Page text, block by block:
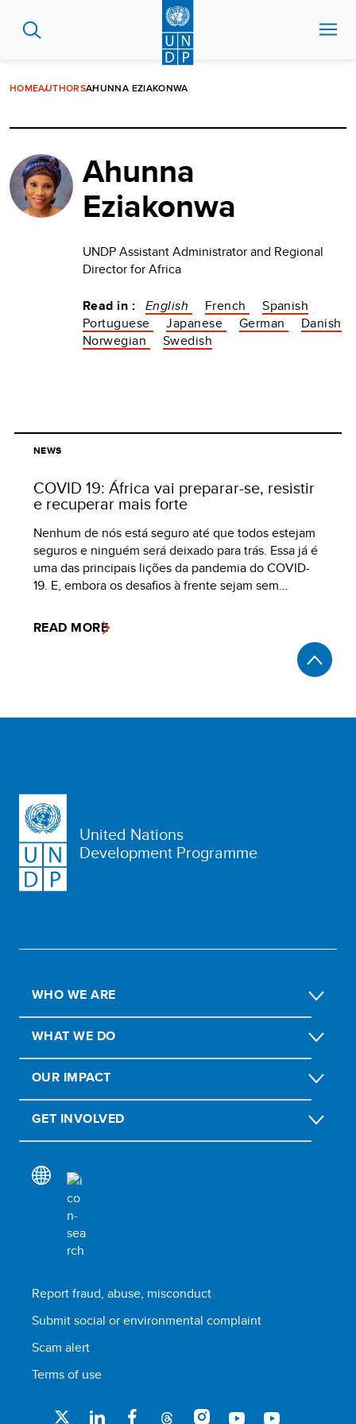
HOMEAUTHORSAHUNNA EZIAKONWA
Ahunna
Eziakonwa
UNDP Assistant Administrator and Regional
Director for Africa
Read in : English French
Spanish
Portuguese
Japanese German
Danish
Norwegian
Swedish
NEWS
COVID 19: África vai preparar-se, resistir
e recuperar mais forte
Nenhum de nós está seguro até que todos estejam
seguros e ninguém será deixado para trás. Essa já é
uma das principais lições da pandemia do COVID-
19. E, embora os desafios à frente sejam sem…
READ MORE
United Nations
Development Programme
WHO WE ARE
WHAT WE DO
OUR IMPACT
GET INVOLVED
Report fraud, abuse, misconduct
Submit social or environmental complaint
Scam alert
Terms of use